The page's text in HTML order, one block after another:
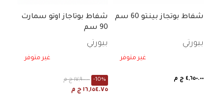
شفاط بوتجاز بينتو 60 سم
بيورتي
غير متوفر
٤,٦٥٠.٠٠ ج م
شفاط بوتاجاز اوتو سمارت
90 سم
بيورتي
غير متوفر
١٧,٩٠٠.٠٠ ج م -10%
١٦,١٥٤.٧٥ ج م